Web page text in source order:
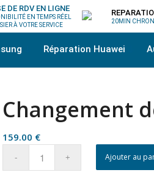
DE RDV EN LIGNE
EN TEMPS RÉEL
À VOTRE SERVICE
20MIN
Réparation Huawei
Changement
159.00 €
Ajouter au